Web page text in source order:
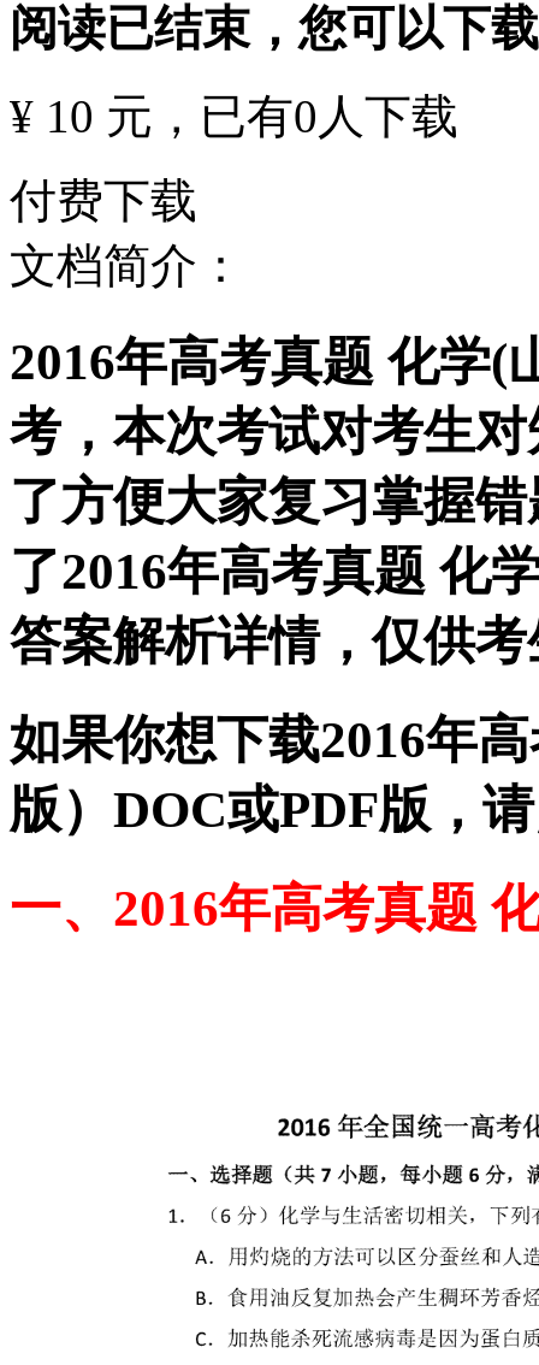
阅读已结束，您可以下
¥ 10 元 ，已有0 人下载
付费下载
文档简介：
2016年高考真题 化学(
考，本次考试对考生
了方便大家复习掌握
了2016年高考真题 化
答案解析详情，仅供
如果你想下载2016年
版）DOC或PDF版，
一、2016年高考真题